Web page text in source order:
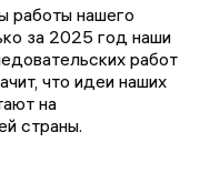
работы нашего
за 2025 год наши
работ
что идеи наших
на
страны.